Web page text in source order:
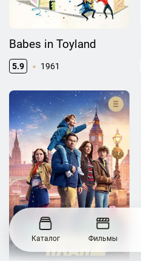
Babes in Toyland
5.9 1961
Каталог Фильмы